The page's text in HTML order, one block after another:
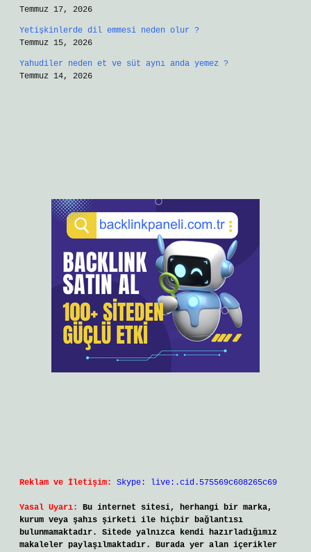
Temmuz 17, 2026
Yetişkinlerde dil emmesi neden olur ?
Temmuz 15, 2026
Yahudiler neden et ve süt aynı anda yemez ?
Temmuz 14, 2026
Reklam ve İletişim: Skype: live:.cid.575569c608265c69
Yasal Uyarı:
Bu internet sitesi, herhangi bir marka,
kurum veya şahıs şirketi ile hiçbir bağlantısı
bulunmamaktadır. Sitede yalnızca kendi hazırladığımız
makaleler paylaşılmaktadır. Burada yer alan içerikler